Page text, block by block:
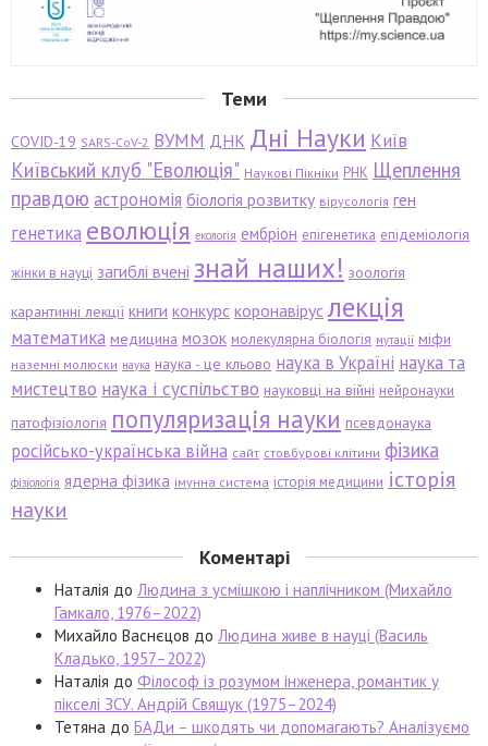
Теми
COVID-19 SARS-CoV-2 ВУММ ДНК Дні Науки Київ
Київський клуб "Еволюція" Наукові Пікніки РНК Щеплення
правдою астрономія біологія розвитку вірусологія ген
генетика еволюція екологія ембріон епігенетика епідеміологія
жінки в науці загиблі вчені знай наших! зоологія
карантинні лекції книги конкурс коронавірус лекція
математика медицина мозок молекулярна біологія мутації міфи
наземні молюски наука наука - це кльово наука в Україні наука та
мистецтво наука і суспільство науковці на війні нейронауки
патофізіологія популяризація науки псевдонаука
російсько-українська війна сайт стовбурові клітини фізика
фізіологія ядерна фізика імунна система історія медицини історія
науки
Коментарі
Наталія до Людина з усмішкою і наплічником (Михайло
Гамкало, 1976–2022)
Михайло Васнєцов до Людина живе в науці (Василь
Кладько, 1957–2022)
Наталія до Філософ із розумом інженера, романтик у
пікселі ЗСУ. Андрій Свящук (1975–2024)
Тетяна до БАДи – шкодять чи допомагають? Аналізуємо